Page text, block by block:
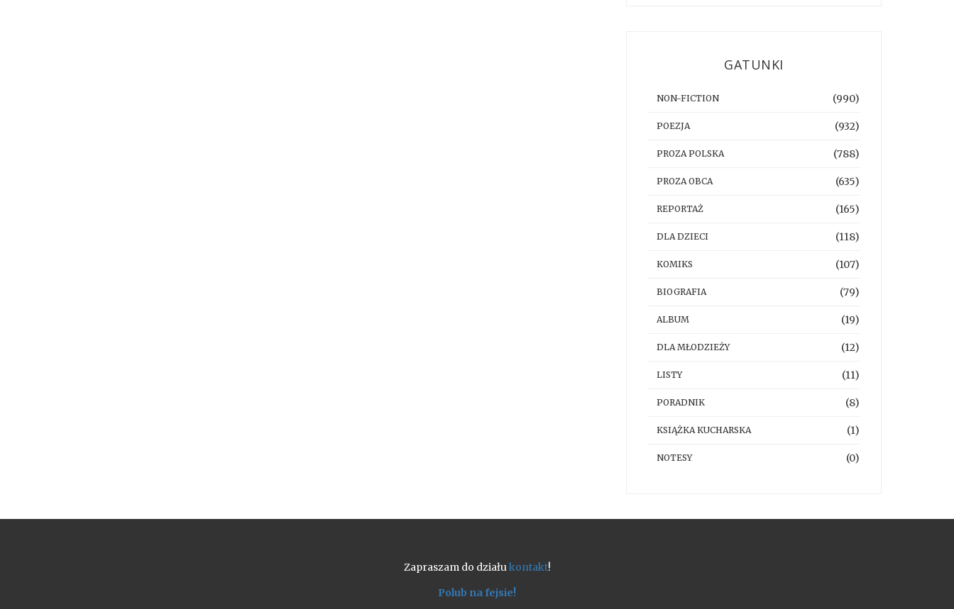
GATUNKI
NON-FICTION (990)
POEZJA (932)
PROZA POLSKA (788)
PROZA OBCA (635)
REPORTAŻ (165)
DLA DZIECI (118)
KOMIKS (107)
BIOGRAFIA (79)
ALBUM (19)
DLA MŁODZIEŻY (12)
LISTY (11)
PORADNIK (8)
KSIĄŻKA KUCHARSKA (1)
NOTESY (0)
Zapraszam do działukontakt!
Polub na fejsie!